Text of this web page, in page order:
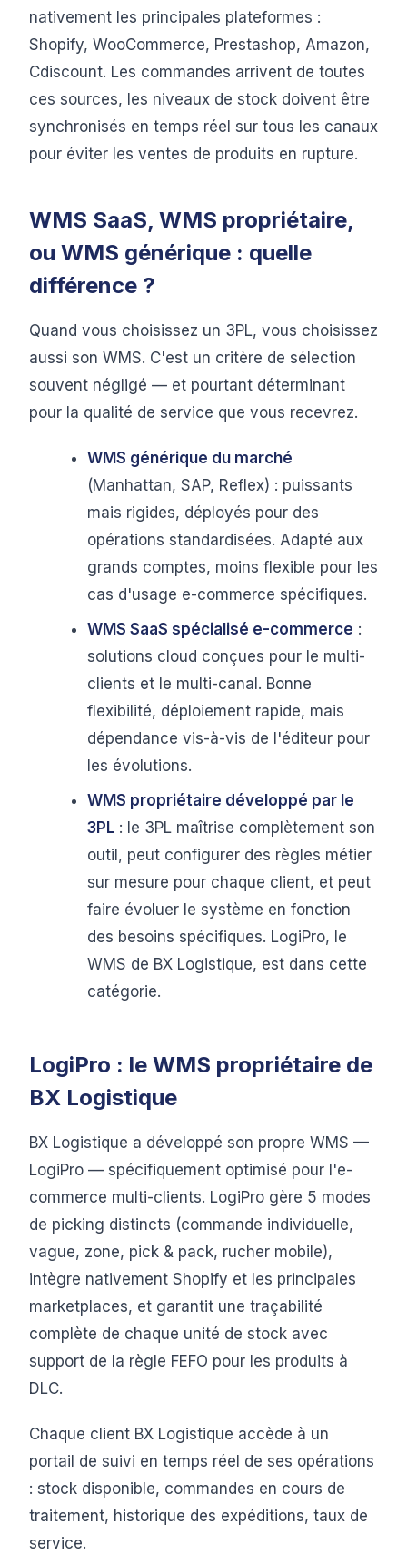
nativement les principales plateformes :
Shopify, WooCommerce, Prestashop, Amazon,
Cdiscount. Les commandes arrivent de toutes
ces sources, les niveaux de stock doivent être
synchronisés en temps réel sur tous les canaux
pour éviter les ventes de produits en rupture.
WMS SaaS, WMS propriétaire,
ou WMS générique : quelle
différence ?
Quand vous choisissez un 3PL, vous choisissez
aussi son WMS. C'est un critère de sélection
souvent négligé — et pourtant déterminant
pour la qualité de service que vous recevrez.
WMS générique du marché
(Manhattan, SAP, Reflex) : puissants
mais rigides, déployés pour des
opérations standardisées. Adapté aux
grands comptes, moins flexible pour les
cas d'usage e-commerce spécifiques.
WMS SaaS spécialisé e-commerce :
solutions cloud conçues pour le multi-
clients et le multi-canal. Bonne
flexibilité, déploiement rapide, mais
dépendance vis-à-vis de l'éditeur pour
les évolutions.
WMS propriétaire développé par le
3PL : le 3PL maîtrise complètement son
outil, peut configurer des règles métier
sur mesure pour chaque client, et peut
faire évoluer le système en fonction
des besoins spécifiques. LogiPro, le
WMS de BX Logistique, est dans cette
catégorie.
LogiPro : le WMS propriétaire de
BX Logistique
BX Logistique a développé son propre WMS —
LogiPro — spécifiquement optimisé pour l'e-
commerce multi-clients. LogiPro gère 5 modes
de picking distincts (commande individuelle,
vague, zone, pick & pack, rucher mobile),
intègre nativement Shopify et les principales
marketplaces, et garantit une traçabilité
complète de chaque unité de stock avec
support de la règle FEFO pour les produits à
DLC.
Chaque client BX Logistique accède à un
portail de suivi en temps réel de ses opérations
: stock disponible, commandes en cours de
traitement, historique des expéditions, taux de
service.